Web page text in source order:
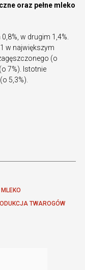
oraz pełne mleko
w drugim 1,4%.
w największym
(o
7%). Istotnie
5,3%).
TWAROGÓW